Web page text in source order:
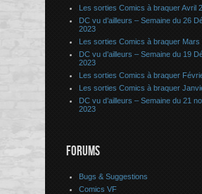
Les sorties Comics à braquer Avril
DC vu d’ailleurs – Semaine du 26
2023
Les sorties Comics à braquer Mars
DC vu d’ailleurs – Semaine du 19
2023
Les sorties Comics à braquer
Les sorties Comics à braquer
DC vu d’ailleurs – Semaine du 21
2023
FORUMS
Bugs & Suggestions
Comics VF